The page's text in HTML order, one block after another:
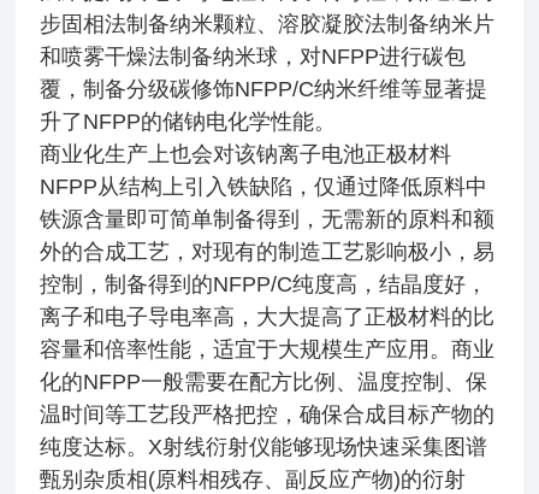
步固相法制备纳米颗粒、溶胶凝胶法制备纳米片
和喷雾干燥法制备纳米球，对NFPP进行碳包
覆，制备分级碳修饰NFPP/C纳米纤维等显著提
升了NFPP的储钠电化学性能。
商业化生产上也会对该钠离子电池正极材料
NFPP从结构上引入铁缺陷，仅通过降低原料中
铁源含量即可简单制备得到，无需新的原料和额
外的合成工艺，对现有的制造工艺影响极小，易
控制，制备得到的NFPP/C纯度高，结晶度好，
离子和电子导电率高，大大提高了正极材料的比
容量和倍率性能，适宜于大规模生产应用。商业
化的NFPP一般需要在配方比例、温度控制、保
温时间等工艺段严格把控，确保合成目标产物的
纯度达标。X射线衍射仪能够现场快速采集图谱
甄别杂质相(原料相残存、副反应产物)的衍射